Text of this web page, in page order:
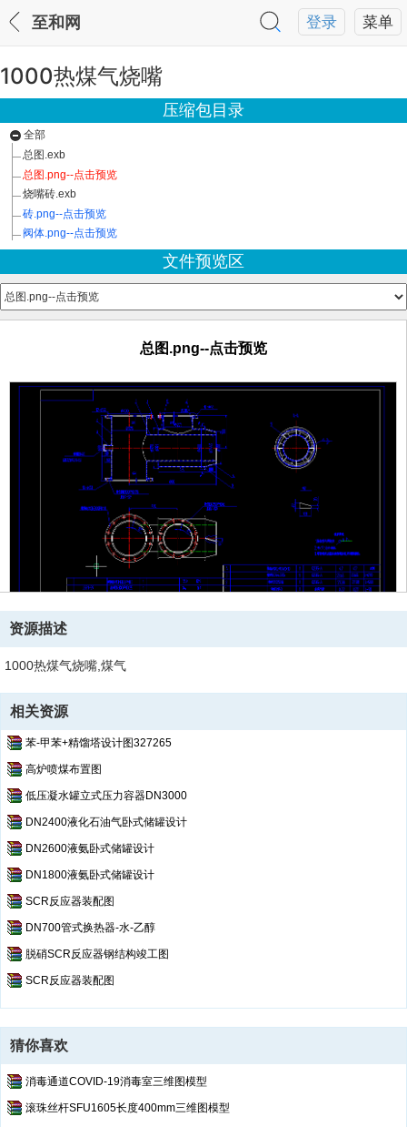
菜单
登录
至和网
1000热煤气烧嘴
压缩包目录
全部
总图.exb
总图.png--点击预览
烧嘴砖.exb
砖.png--点击预览
阀体.png--点击预览
文件预览区
总图.png--点击预览
资源描述
1000热煤气烧嘴,煤气
相关资源
苯-甲苯+精馏塔设计图327265
高炉喷煤布置图
低压凝水罐立式压力容器DN3000
DN2400液化石油气卧式储罐设计
DN2600液氨卧式储罐设计
DN1800液氨卧式储罐设计
SCR反应器装配图
DN700管式换热器-水-乙醇
脱硝SCR反应器钢结构竣工图
SCR反应器装配图
猜你喜欢
消毒通道COVID-19消毒室三维图模型
滚珠丝杆SFU1605长度400mm三维图模型